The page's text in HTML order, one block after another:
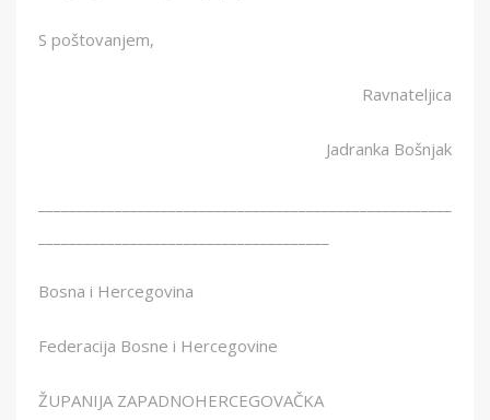
S poštovanjem,
Ravnateljica
Jadranka Bošnjak
Bosna i Hercegovina
Federacija Bosne i Hercegovine
ŽUPANIJA ZAPADNOHERCEGOVAČKA